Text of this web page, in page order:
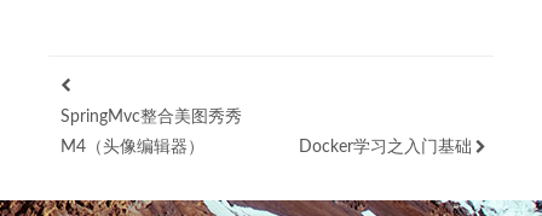
SpringMvc整合美图秀秀
M4（头像编辑器）
Docker学习之入门基础